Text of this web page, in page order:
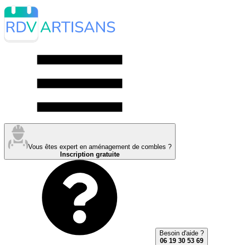
Vous êtes expert en aménagement de combles ?
Inscription gratuite
Besoin d'aide ?
06 19 30 53 69